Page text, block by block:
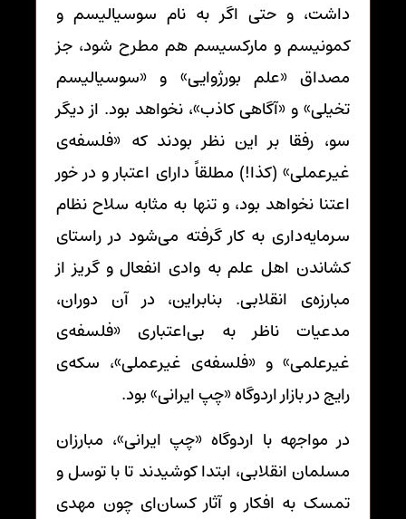
داشت، و حتی اگر به نام سوسیالیسم و
کمونیسم و مارکسیسم هم مطرح شود، جز
مصداق «علم بورژوایی» و «سوسیالیسم
تخیلی» و «آگاهی کاذب»، نخواهد بود. از دیگر
سو، رفقا بر این نظر بودند که «فلسفه‌ی
غیرعملی» (کذا!) مطلقاً دارای اعتبار و در خور
اعتنا نخواهد بود، و تنها به مثابه سلاح نظام
سرمایه‌داری به کار گرفته می‌شود در راستای
کشاندن اهل علم به وادی انفعال و گریز از
مبارزه‌ی انقلابی. بنابراین، در آن دوران،
مدعیات ناظر به بی‌اعتباری «فلسفه‌ی
غیرعلمی» و «فلسفه‌ی غیرعملی»، سکه‌ی
رایج در بازار اردوگاه «چپ ایرانی» بود.
در مواجهه با اردوگاه «چپ ایرانی»، مبارزان
مسلمان انقلابی، ابتدا کوشیدند تا با توسل و
تمسک به افکار و آثار کسان‌ای چون مهدی